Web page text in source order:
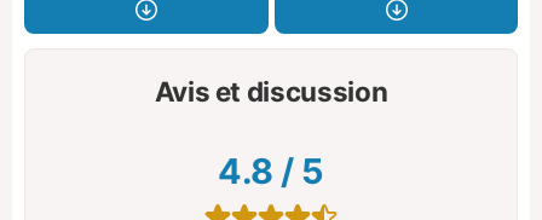
Avis et discussion
4.8 / 5